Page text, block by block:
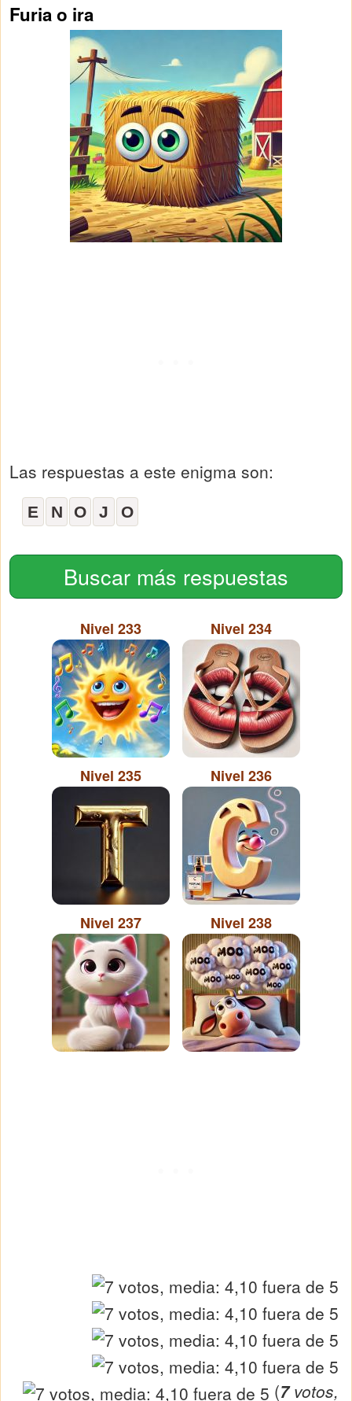
Furia o ira
Las respuestas a este enigma son:
E N O J O
Buscar más respuestas
Nivel 233 Nivel 234
Nivel 235 Nivel 236
Nivel 237 Nivel 238
(7votos,